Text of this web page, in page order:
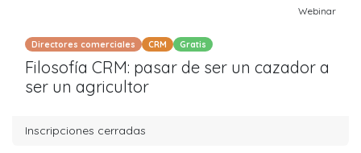
Webinar
Directores comerciales CRM Gratis
Filosofía CRM: pasar de ser un cazador a
ser un agricultor
Inscripciones cerradas